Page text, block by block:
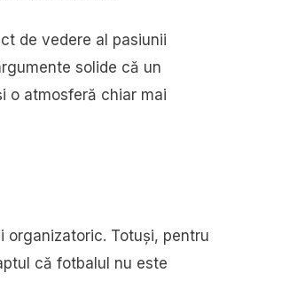
de vedere al pasiunii
solide că un
o atmosferă chiar mai
organizatoric. Totuși, pentru
că fotbalul nu este